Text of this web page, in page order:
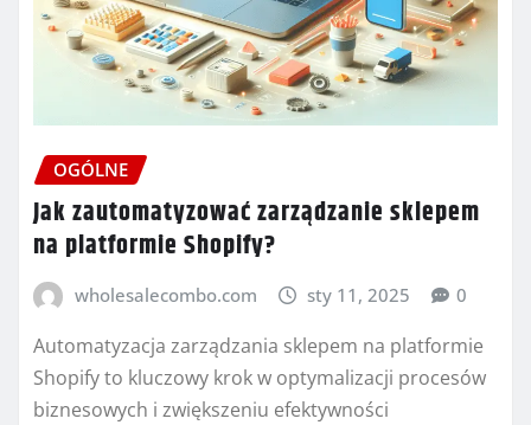
OGÓLNE
Jak zautomatyzować zarządzanie sklepem
na platformie Shopify?
wholesalecombo.com sty 11, 2025 0
Automatyzacja zarządzania sklepem na platformie
Shopify to kluczowy krok w optymalizacji procesów
biznesowych i zwiększeniu efektywności